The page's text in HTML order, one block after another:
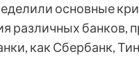
основные
различных банков,
как Сбербанк,